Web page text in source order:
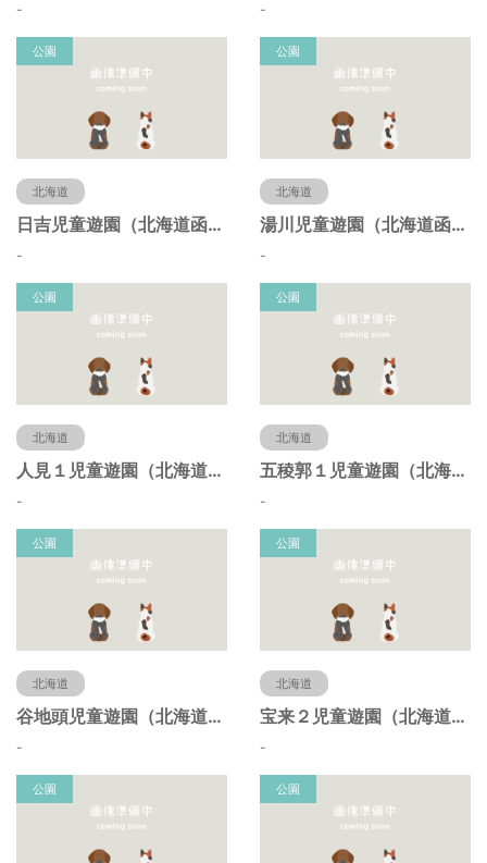
- -
公園
北海道
日吉児童遊園（北海道函館市）
-
公園
北海道
湯川児童遊園（北海道函館市）
-
公園
北海道
人見１児童遊園（北海道函館市）
-
公園
北海道
五稜郭１児童遊園（北海道函館市）
-
公園
北海道
谷地頭児童遊園（北海道函館市）
-
公園
北海道
宝来２児童遊園（北海道函館市）
-
公園 公園